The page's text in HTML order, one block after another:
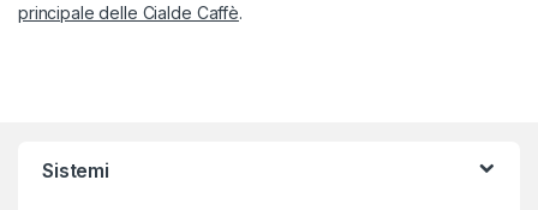
principale delle Cialde Caffè.
Sistemi